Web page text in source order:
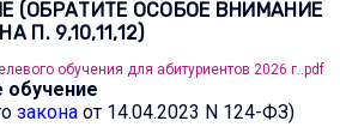
(ОБРАТИТЕ ОСОБОЕ ВНИМАНИЕ
НА П. 9,10,11,12)
обучения для абитуриентов 2026 г..pdf
обучение
закона от 14.04.2023 N 124-ФЗ)